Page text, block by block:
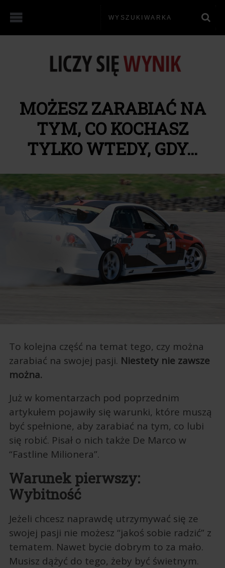
MOŻESZ ZARABIAĆ NA
TYM, CO KOCHASZ
TYLKO WTEDY, GDY…
To kolejna część na temat tego, czy można
zarabiać na swojej pasji. Niestety nie zawsze
można.
Już w komentarzach pod poprzednim
artykułem pojawiły się warunki, które muszą
być spełnione, aby zarabiać na tym, co lubi
się robić. Pisał o nich także De Marco w
“Fastline Milionera”.
Warunek pierwszy:
Wybitność
Jeżeli chcesz naprawdę utrzymywać się ze
swojej pasji nie możesz “jakoś sobie radzić” z
tematem. Nawet bycie dobrym to za mało.
Musisz dążyć do tego, żeby być świetnym.